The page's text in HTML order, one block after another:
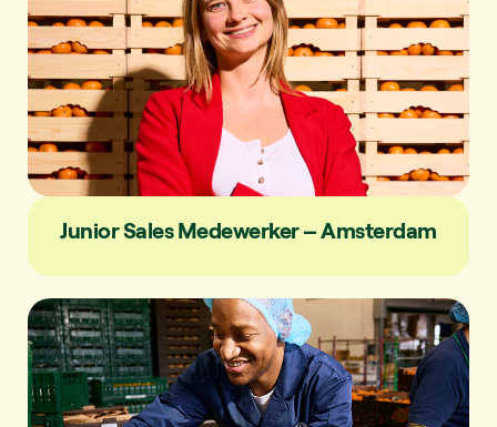
Junior Sales Medewerker – Amsterdam